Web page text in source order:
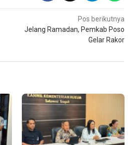
Pos berikutnya
Jelang Ramadan, Pemkab Poso
Gelar Rakor